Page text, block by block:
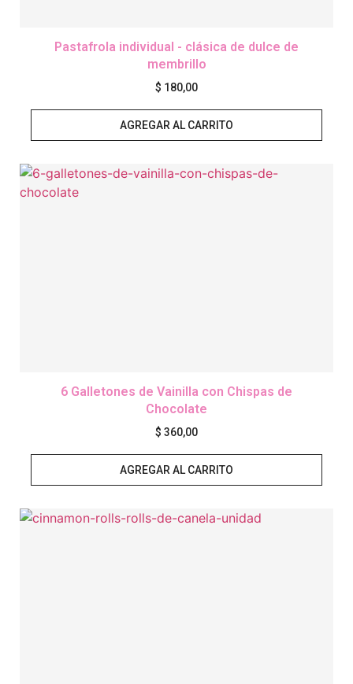
Pastafrola individual - clásica de dulce de
membrillo
$ 180,00
AGREGAR AL CARRITO
6 Galletones de Vainilla con Chispas de
Chocolate
$ 360,00
AGREGAR AL CARRITO